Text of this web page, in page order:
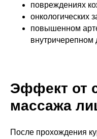
повреждениях
онкологических
повышенном
внутричерепном
Эффект от
массажа
После прохождения